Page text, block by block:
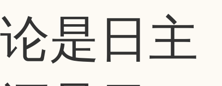
论是日主